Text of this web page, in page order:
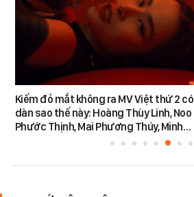
Kiếm đỏ mắt không ra MV Việt thứ 2 có
dàn sao thế này: Hoàng Thùy Linh, Noo
Phước Thịnh, Mai Phương Thúy, Minh…